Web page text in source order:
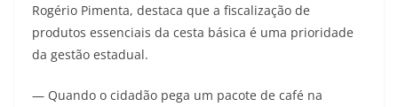
Rogério Pimenta, destaca que a fiscalização de
produtos essenciais da cesta básica é uma prioridade
da gestão estadual.
— Quando o cidadão pega um pacote de café na